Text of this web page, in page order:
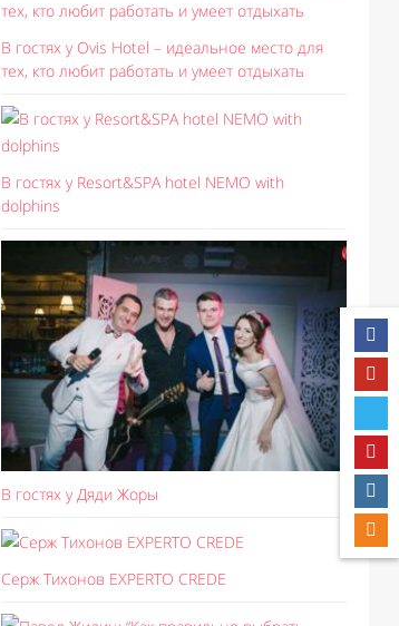
В гостях у Ovis Hotel – идеальное место для
тех, кто любит работать и умеет отдыхать
В гостях у Resort&SPA hotel NEMO with
dolphins
В гостях у Дяди Жоры
Серж Тихонов EXPERTO CREDE